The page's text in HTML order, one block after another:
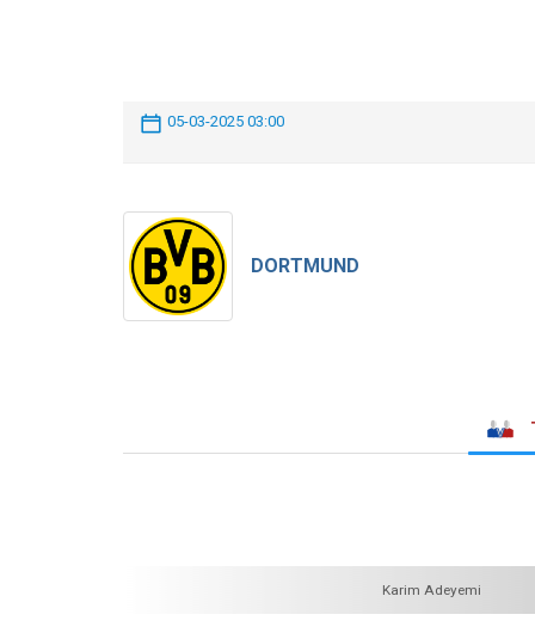
05-03-2025 03:00
DORTMUND
Karim Adeyemi